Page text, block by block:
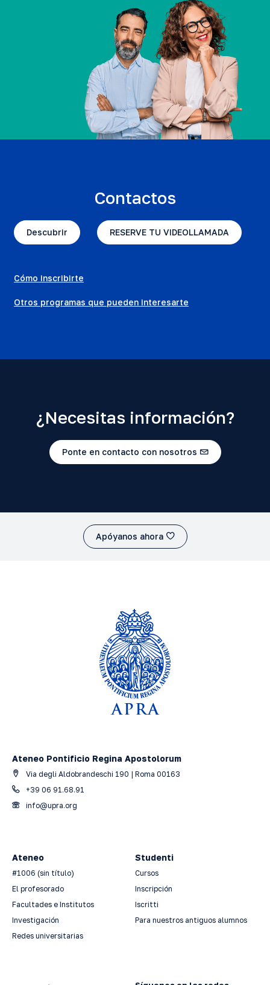
Contactos
Descubrir RESERVE TU VIDEOLLAMADA
Cómo inscribirte
Otros programas que pueden interesarte
¿Necesitas información?
Ponte en contacto con nosotros
Apóyanos ahora
Ateneo Pontificio Regina Apostolorum
Via degli Aldobrandeschi 190 | Roma 00163
+39 06 91.68.91
info@upra.org
Ateneo
#1006 (sin título)
El profesorado
Facultades e Institutos
Investigación
Redes universitarias
Studenti
Cursos
Inscripción
Iscritti
Para nuestros antiguos alumnos